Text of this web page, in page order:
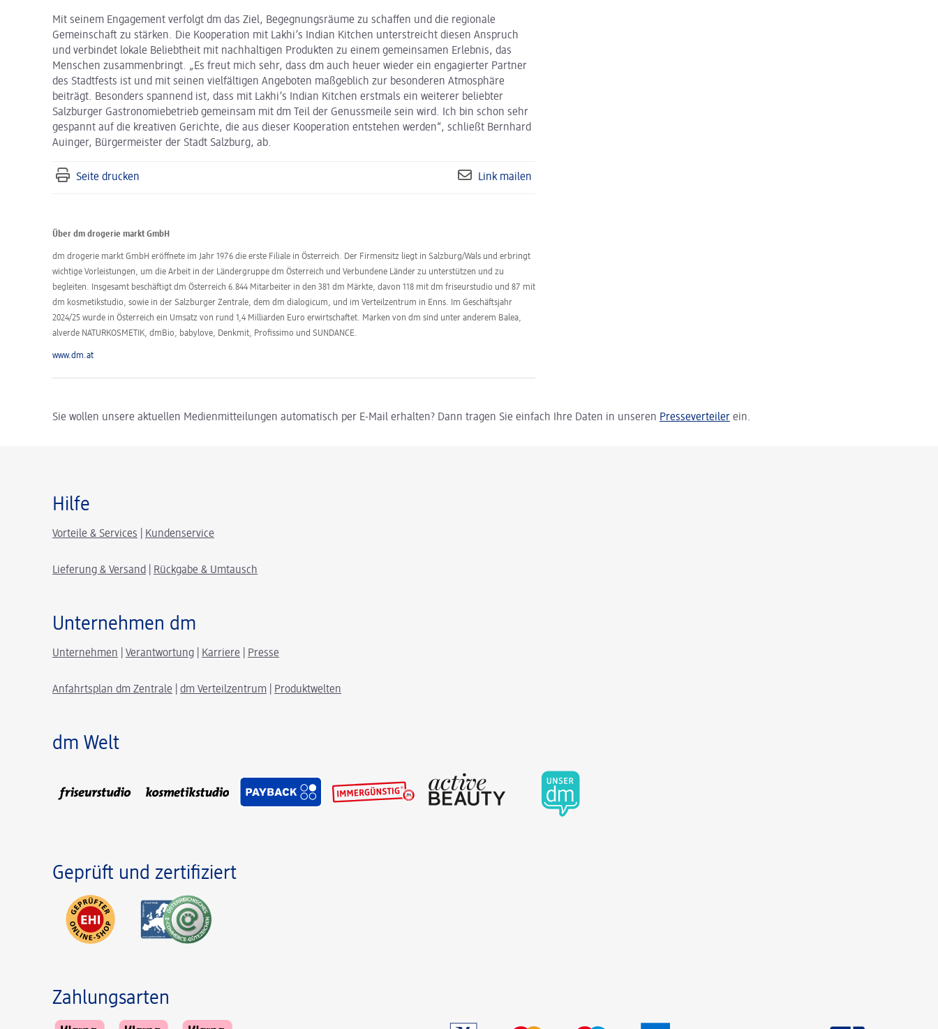
Mit seinem Engagement verfolgt dm das Ziel, Begegnungsräume zu schaffen und die regionale
Gemeinschaft zu stärken. Die Kooperation mit Lakhi’s Indian Kitchen unterstreicht diesen Anspruch
und verbindet lokale Beliebtheit mit nachhaltigen Produkten zu einem gemeinsamen Erlebnis, das
Menschen zusammenbringt. „Es freut mich sehr, dass dm auch heuer wieder ein engagierter Partner
des Stadtfests ist und mit seinen vielfältigen Angeboten maßgeblich zur besonderen Atmosphäre
beiträgt. Besonders spannend ist, dass mit Lakhi’s Indian Kitchen erstmals ein weiterer beliebter
Salzburger Gastronomiebetrieb gemeinsam mit dm Teil der Genussmeile sein wird. Ich bin schon sehr
gespannt auf die kreativen Gerichte, die aus dieser Kooperation entstehen werden“, schließt Bernhard
Auinger, Bürgermeister der Stadt Salzburg, ab.
Seite drucken Link mailen
Über dm drogerie markt GmbH
dm drogerie markt GmbH eröffnete im Jahr 1976 die erste Filiale in Österreich. Der Firmensitz liegt in Salzburg/Wals und erbringt
wichtige Vorleistungen, um die Arbeit in der Ländergruppe dm Österreich und Verbundene Länder zu unterstützen und zu
begleiten. Insgesamt beschäftigt dm Österreich 6.844 Mitarbeiter in den 381 dm Märkte, davon 118 mit dm friseurstudio und 87 mit
dm kosmetikstudio, sowie in der Salzburger Zentrale, dem dm dialogicum, und im Verteilzentrum in Enns. Im Geschäftsjahr
2024/25 wurde in Österreich ein Umsatz von rund 1,4 Milliarden Euro erwirtschaftet. Marken von dm sind unter anderem Balea,
alverde NATURKOSMETIK, dmBio, babylove, Denkmit, Profissimo und SUNDANCE.
www.dm.at
Sie wollen unsere aktuellen Medienmitteilungen automatisch per E-Mail erhalten? Dann tragen Sie einfach Ihre Daten in unseren Presseverteiler ein.
Hilfe
Vorteile & Services Kundenservice
Lieferung & Versand Rückgabe & Umtausch
Unternehmen dm
Unternehmen Verantwortung Karriere Presse
Anfahrtsplan dm Zentrale dm Verteilzentrum Produktwelten
dm Welt
Geprüft und zertifiziert
Zahlungsarten